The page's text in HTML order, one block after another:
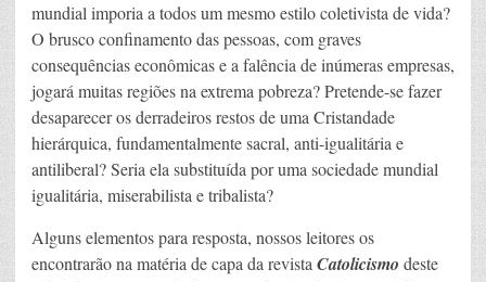
mundial imporia a todos um mesmo estilo coletivista de vida?
O brusco confinamento das pessoas, com graves
consequências econômicas e a falência de inúmeras empresas,
jogará muitas regiões na extrema pobreza? Pretende-se fazer
desaparecer os derradeiros restos de uma Cristandade
hierárquica, fundamentalmente sacral, anti-igualitária e
antiliberal? Seria ela substituída por uma sociedade mundial
igualitária, miserabilista e tribalista?
Alguns elementos para resposta, nossos leitores os
encontrarão na matéria de capa da revistaCatolicismo deste